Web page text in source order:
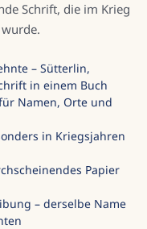
Schrift, die im Krieg
– Sütterlin,
in einem Buch
Namen, Orte und
in Kriegsjahren
Papier
– derselbe Name